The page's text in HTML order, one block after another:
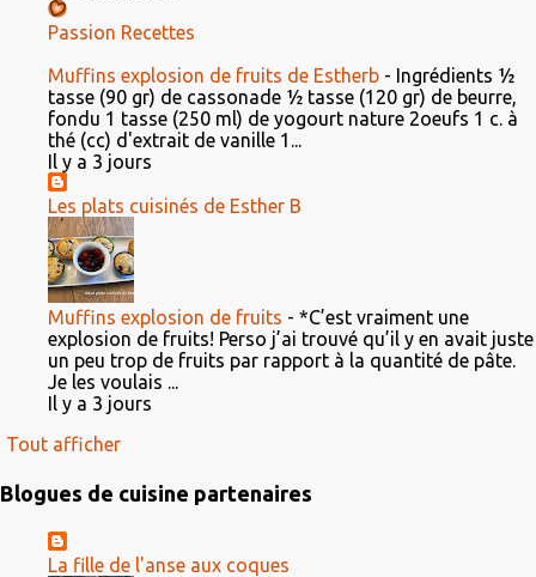
Passion Recettes
Muffins explosion de fruits de Estherb - Ingrédients ½
tasse (90 gr) de cassonade ½ tasse (120 gr) de beurre,
fondu 1 tasse (250 ml) de yogourt nature 2oeufs 1 c. à
thé (cc) d'extrait de vanille 1...
Il y a 3 jours
Les plats cuisinés de Esther B
Muffins explosion de fruits - *C’est vraiment une
explosion de fruits! Perso j’ai trouvé qu’il y en avait juste
un peu trop de fruits par rapport à la quantité de pâte.
Je les voulais ...
Il y a 3 jours
Tout afficher
Blogues de cuisine partenaires
La fille de l'anse aux coques